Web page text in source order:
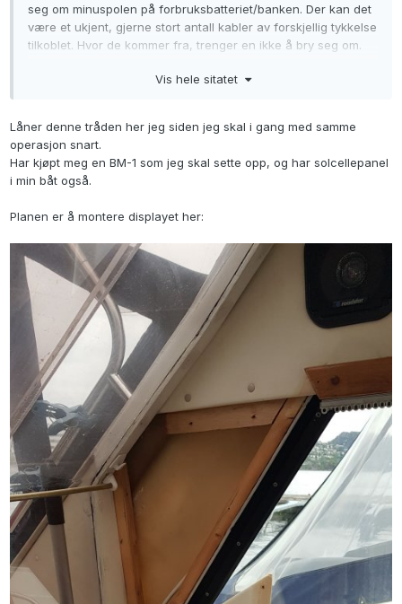
seg om minuspolen på forbruksbatteriet/banken. Der kan det
være et ukjent, gjerne stort antall kabler av forskjellig tykkelse
tilkoblet. Hvor de kommer fra, trenger en ikke å bry seg om.
Det en da gjør, er å løsne alle disse kablene og koble de til
forbruksbatteriet. Så er det kun å koble de tynne kablene fra
battmeteret iht. koblingsskjema for battmeteret. Da trenger en
ikke å tenke på skilledioder eller voltsensitive releer.
Vis hele sitatet
Låner denne tråden her jeg siden jeg skal i gang med samme
operasjon snart.
Har kjøpt meg en BM-1 som jeg skal sette opp, og har solcellepanel
i min båt også.
Planen er å montere displayet her: